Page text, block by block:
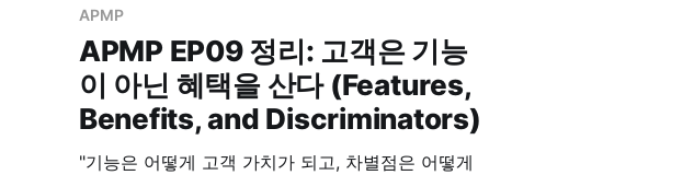
APMP
APMP EP09 정리: 고객은 기능
이 아닌 혜택을 산다 (Features,
Benefits, and Discriminators)
"기능은 어떻게 고객 가치가 되고, 차별점은 어떻게